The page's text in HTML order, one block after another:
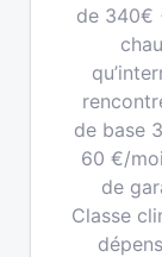
de 340€
de base
60 €/
de
Classe